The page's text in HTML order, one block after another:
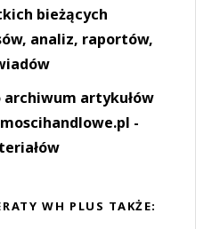
bieżących
analiz, raportów,
archiwum artykułów
-
WH PLUS TAKŻE: